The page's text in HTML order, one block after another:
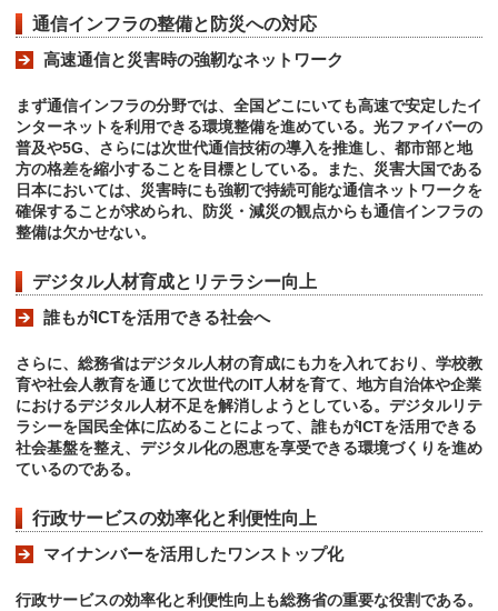
通信インフラの整備と防災への対応
高速通信と災害時の強靭なネットワーク
まず通信インフラの分野では、全国どこにいても高速で安定したイ
ンターネットを利用できる環境整備を進めている。光ファイバーの
普及や5G、さらには次世代通信技術の導入を推進し、都市部と地
方の格差を縮小することを目標としている。また、災害大国である
日本においては、災害時にも強靭で持続可能な通信ネットワークを
確保することが求められ、防災・減災の観点からも通信インフラの
整備は欠かせない。
デジタル人材育成とリテラシー向上
誰もがICTを活用できる社会へ
さらに、総務省はデジタル人材の育成にも力を入れており、学校教
育や社会人教育を通じて次世代のIT人材を育て、地方自治体や企業
におけるデジタル人材不足を解消しようとしている。デジタルリテ
ラシーを国民全体に広めることによって、誰もがICTを活用できる
社会基盤を整え、デジタル化の恩恵を享受できる環境づくりを進め
ているのである。
行政サービスの効率化と利便性向上
マイナンバーを活用したワンストップ化
行政サービスの効率化と利便性向上も総務省の重要な役割である。